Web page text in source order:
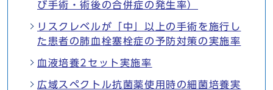
び手術・術後の合併症の発生率）
リスクレベルが「中」以上の手術を施行し
た患者の肺血栓塞栓症の予防対策の実施率
血液培養2セット実施率
広域スペクトル抗菌薬使用時の細菌培養実